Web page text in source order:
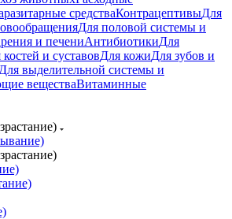
средстваКонтрацептивыДля
Для половой системы и
и печениАнтибиотикиДля
и суставовДля кожиДля зубов и
Для выделительной системы и
веществаВитаминные